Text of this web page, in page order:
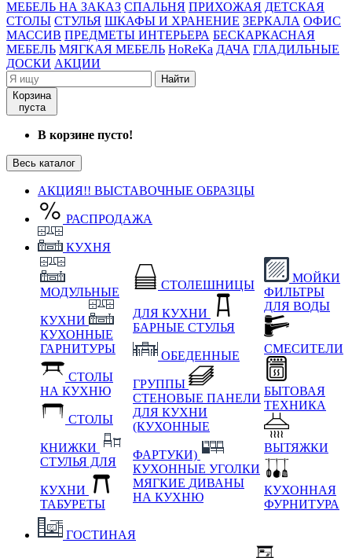
МЕБЕЛЬ НА ЗАКАЗ СПАЛЬНЯ ПРИХОЖАЯ ДЕТСКАЯ
СТОЛЫ СТУЛЬЯ ШКАФЫ И ХРАНЕНИЕ ЗЕРКАЛА ОФИС
МАССИВ ПРЕДМЕТЫ ИНТЕРЬЕРА БЕСКАРКАСНАЯ
МЕБЕЛЬ МЯГКАЯ МЕБЕЛЬ HoReKa ДАЧА ГЛАДИЛЬНЫЕ
ДОСКИ АКЦИИ
Найти
Корзина
пуста
В корзине пусто!
Весь каталог
АКЦИЯ!! ВЫСТАВОЧНЫЕ ОБРАЗЦЫ
РАСПРОДАЖА
КУХНЯ
МОДУЛЬНЫЕ
КУХНИ
КУХОННЫЕ
ГАРНИТУРЫ
СТОЛЫ
НА КУХНЮ
СТОЛЫ
КНИЖКИ
СТУЛЬЯ ДЛЯ
КУХНИ
ТАБУРЕТЫ
СТОЛЕШНИЦЫ
ДЛЯ КУХНИ
БАРНЫЕ СТУЛЬЯ
ОБЕДЕННЫЕ
ГРУППЫ
СТЕНОВЫЕ ПАНЕЛИ
ДЛЯ КУХНИ
(КУХОННЫЕ
ФАРТУКИ)
КУХОННЫЕ УГОЛКИ
МЯГКИЕ ДИВАНЫ
НА КУХНЮ
МОЙКИ
ФИЛЬТРЫ
ДЛЯ ВОДЫ
СМЕСИТЕЛИ
БЫТОВАЯ
ТЕХНИКА
ВЫТЯЖКИ
КУХОННАЯ
ФУРНИТУРА
ГОСТИНАЯ